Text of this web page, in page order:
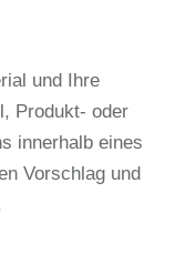
und Ihre
Produkt- oder
innerhalb eines
Vorschlag und